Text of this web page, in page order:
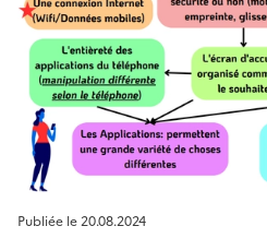
Publiée le20.08.2024